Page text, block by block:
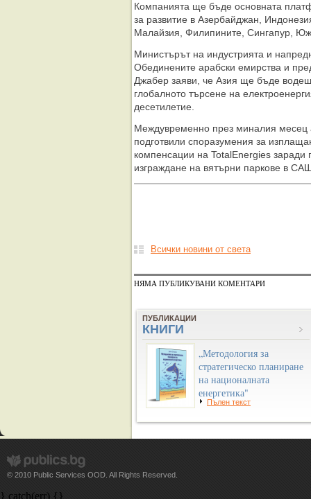
Компанията ще бъде основната
за развитие в Азербайджан,
Малайзия, Филипините, Сингапур,
Министърът на индустрията и
Обединените арабски емирства и
Джабер заяви, че Азия ще бъде
глобалното търсене на
десетилетие.
Междувременно през миналия месец
подготвили споразумения за
компенсации на TotalEnergies заради
изграждане на вятърни паркове в
Всички новини от света
НЯМА ПУБЛИКУВАНИ КОМЕНТАРИ
ПУБЛИКАЦИИ
КНИГИ
„Методология за
стратегическо планиране
на националната
енергетика"
Пълен текст
© 2010 Public Services OOD. All Rights Reserved.
} catch(err) {}